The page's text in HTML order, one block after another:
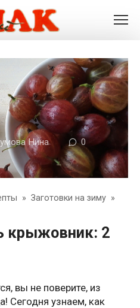
Нина
0
» Заготовки на зиму »
вы не поверите, из
Сегодня узнаем, как